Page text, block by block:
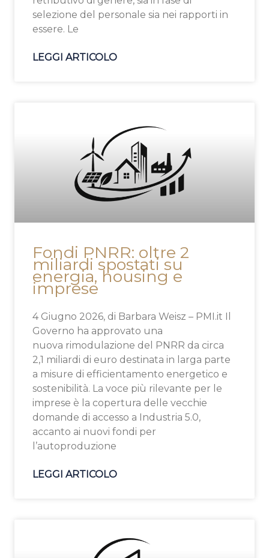
selezione del personale sia nei rapporti in
essere. Le
LEGGI ARTICOLO
Fondi PNRR: oltre 2
miliardi spostati su
energia, housing e
imprese
4 Giugno 2026, di Barbara Weisz – PMI.it Il
Governo ha approvato una
nuova rimodulazione del PNRR da circa
2,1 miliardi di euro destinata in larga parte
a misure di efficientamento energetico e
sostenibilità. La voce più rilevante per le
imprese è la copertura delle vecchie
domande di accesso a Industria 5.0,
accanto ai nuovi fondi per
l’autoproduzione
LEGGI ARTICOLO